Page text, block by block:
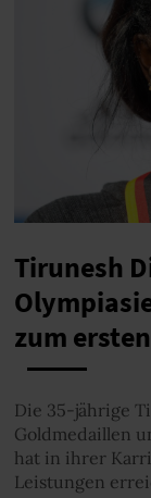
Tirunesh
zum
Die 35-jährige
Goldmedaillen
hat in ihrer
Leistungen